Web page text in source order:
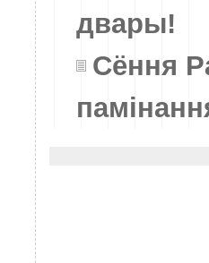
двары!
Сёння